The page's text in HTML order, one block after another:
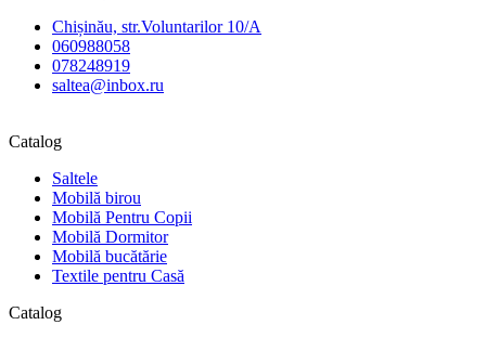
Chișinău, str.Voluntarilor 10/A
060988058
078248919
saltea@inbox.ru
Catalog
Saltele
Mobilă birou
Mobilă Pentru Copii
Mobilă Dormitor
Mobilă bucătărie
Textile pentru Casă
Catalog